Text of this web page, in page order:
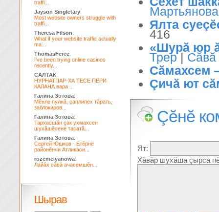
Мартьянова
Ялта
416
«Шурă юр
Трер| Сăвă
Сăмахсем
Çичă ют
Çĕнĕ
Ят:
Хăвăр шухăша çырса
traffi...
Jayson Singletary:
Most website owners struggle with
traffi...
Theresa Filson:
What if your website traffic actually
ma...
ThomasFeree:
I've been trying online casinos
recently...
САЛТАК:
НУРНАТПАР-ХА ТЕСЕ ПЁРИ
КАЛАНА вара ...
Галина Зотова:
Мĕнле пулнă, çаплипех тăрать,
заблокиров...
Галина Зотова:
Тархасшăн çак ухмахсен
шухăшĕсене тасатă...
Галина Зотова:
Сергей Юшков - Етĕрне
районĕнчи Атликаси...
rozemelyanowa:
Лайăх сăвă ачасемшĕн...
Шырав